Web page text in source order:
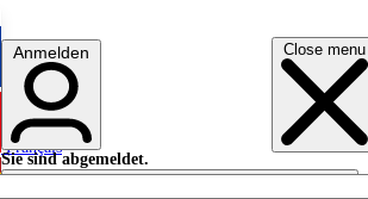
Close menu
English
Français
Anmelden
Sie sind abgemeldet.
Anmelden